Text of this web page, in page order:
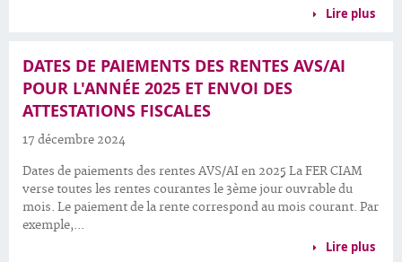
Lire plus
DATES DE PAIEMENTS DES RENTES AVS/AI
POUR L'ANNÉE 2025 ET ENVOI DES
ATTESTATIONS FISCALES
17 décembre 2024
Dates de paiements des rentes AVS/AI en 2025 La FER CIAM
verse toutes les rentes courantes le 3ème jour ouvrable du
mois. Le paiement de la rente correspond au mois courant. Par
exemple,...
Lire plus